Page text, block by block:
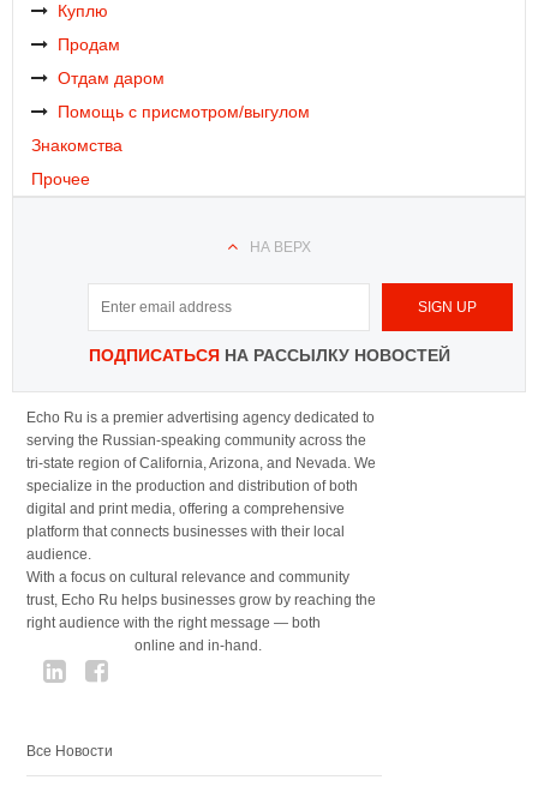
Куплю
Продам
Отдам даром
Помощь с присмотром/выгулом
Знакомства
Прочее
НА ВЕРХ
ПОДПИСАТЬСЯНА РАССЫЛКУ НОВОСТЕЙ
Echo Ru is a premier advertising agency dedicated to
serving the Russian-speaking community across the
tri-state region of California, Arizona, and Nevada. We
specialize in the production and distribution of both
digital and print media, offering a comprehensive
platform that connects businesses with their local
audience.
With a focus on cultural relevance and community
trust, Echo Ru helps businesses grow by reaching the
right audience with the right message — both
online and in-hand.
Все Новости